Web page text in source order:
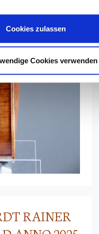
Cookies zulassen
Cookies verwenden
RAINER